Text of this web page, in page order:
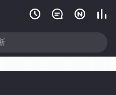
   